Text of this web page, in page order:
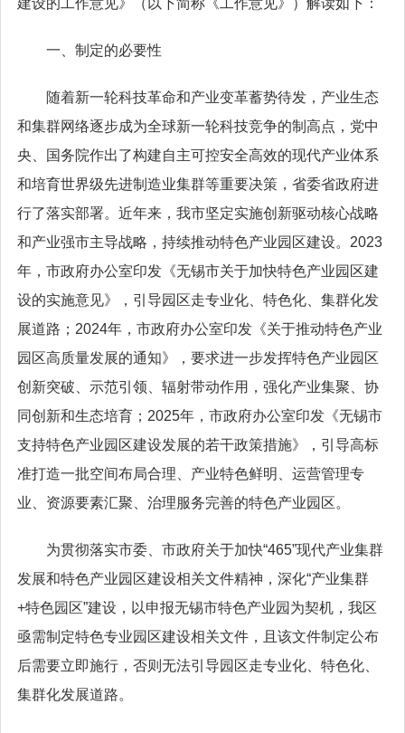
建设的工作意见》（以下简称《工作意见》）解读如下：
一、制定的必要性
随着新一轮科技革命和产业变革蓄势待发，产业生态
和集群网络逐步成为全球新一轮科技竞争的制高点，党中
央、国务院作出了构建自主可控安全高效的现代产业体系
和培育世界级先进制造业集群等重要决策，省委省政府进
行了落实部署。近年来，我市坚定实施创新驱动核心战略
和产业强市主导战略，持续推动特色产业园区建设。2023
年，市政府办公室印发《无锡市关于加快特色产业园区建
设的实施意见》，引导园区走专业化、特色化、集群化发
展道路；2024年，市政府办公室印发《关于推动特色产业
园区高质量发展的通知》，要求进一步发挥特色产业园区
创新突破、示范引领、辐射带动作用，强化产业集聚、协
同创新和生态培育；2025年，市政府办公室印发《无锡市
支持特色产业园区建设发展的若干政策措施》，引导高标
准打造一批空间布局合理、产业特色鲜明、运营管理专
业、资源要素汇聚、治理服务完善的特色产业园区。
为贯彻落实市委、市政府关于加快“465”现代产业集群
发展和特色产业园区建设相关文件精神，深化“产业集群
+特色园区”建设，以申报无锡市特色产业园为契机，我区
亟需制定特色专业园区建设相关文件，且该文件制定公布
后需要立即施行，否则无法引导园区走专业化、特色化、
集群化发展道路。